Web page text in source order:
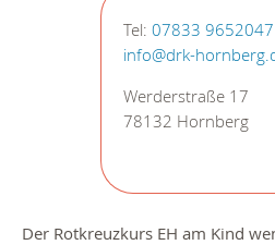
Tel: 07833 9652047
info@drk-
Werderstraße 17
78132 Hornberg
Der Rotkreuzkurs EH am Kind